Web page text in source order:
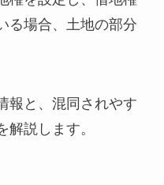
る場合、土地の部分
報と、混同されやす
説します。